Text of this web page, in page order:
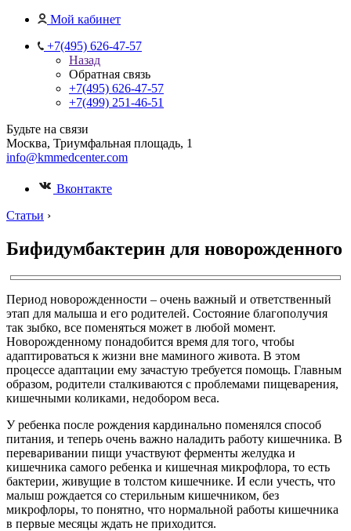
Мой кабинет
+7(495) 626-47-57
Назад
Обратная связь
+7(495) 626-47-57
+7(499) 251-46-51
Будьте на связи
Москва, Триумфальная площадь, 1
info@kmmedcenter.com
Вконтакте
Статьи ›
Бифидумбактерин для новорожденного
Период новорожденности – очень важный и ответственный
этап для малыша и его родителей. Состояние благополучия
так зыбко, все поменяться может в любой момент.
Новорожденному понадобится время для того, чтобы
адаптироваться к жизни вне маминого живота. В этом
процессе адаптации ему зачастую требуется помощь. Главным
образом, родители сталкиваются с проблемами пищеварения,
кишечными коликами, недобором веса.
У ребенка после рождения кардинально поменялся способ
питания, и теперь очень важно наладить работу кишечника. В
переваривании пищи участвуют ферменты желудка и
кишечника самого ребенка и кишечная микрофлора, то есть
бактерии, живущие в толстом кишечнике. И если учесть, что
малыш рождается со стерильным кишечником, без
микрофлоры, то понятно, что нормальной работы кишечника
в первые месяцы ждать не приходится.